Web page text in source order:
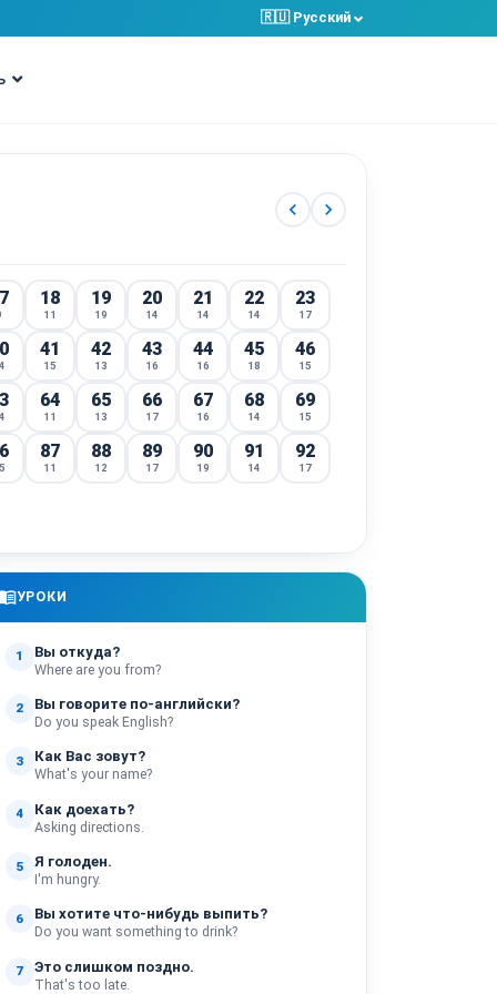
🇷🇺 Pусский
chevron_left chevron_right
18
11
19
19
20
14
21
14
22
14
23
17
41
15
42
13
43
16
44
16
45
18
46
15
64
11
65
13
66
17
67
16
68
14
69
15
87
11
88
12
89
17
90
19
91
14
92
17
УРОКИ
1
Вы откуда?
Where are you from?
2
Вы говорите по-английски?
Do you speak English?
3
Как Вас зовут?
What's your name?
4
Как доехать?
Asking directions.
5
Я голоден.
I'm hungry.
6
Вы хотите что-нибудь выпить?
Do you want something to drink?
7
Это слишком поздно.
That's too late.